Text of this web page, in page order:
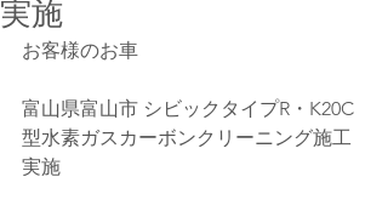
実施
お客様のお車
富山県富山市 シビックタイプR・K20C
型水素ガスカーボンクリーニング施工
実施